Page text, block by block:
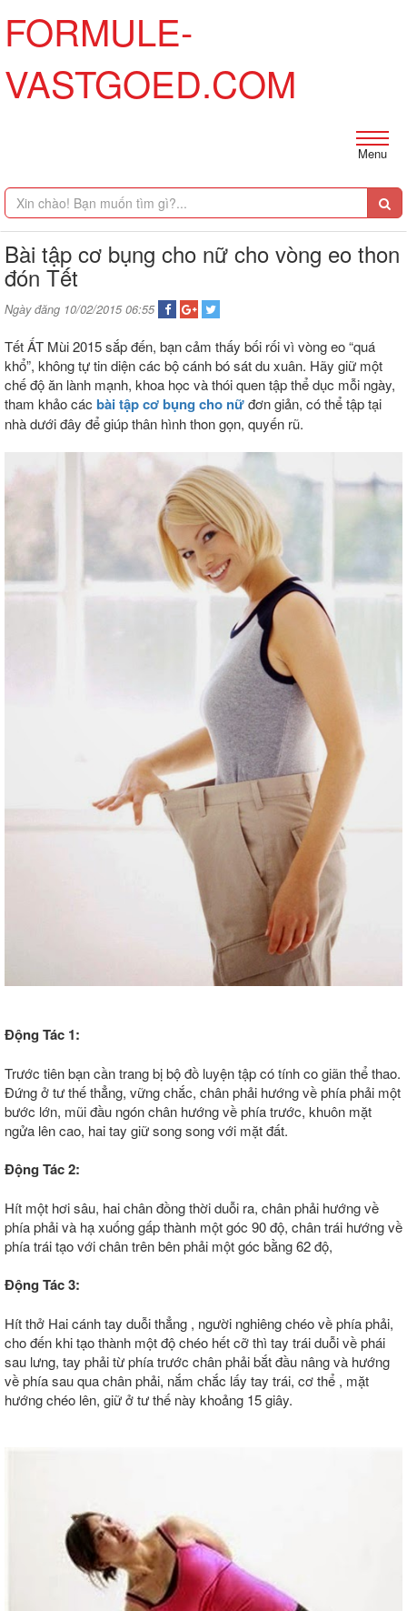
FORMULE-
VASTGOED.COM
Menu
Bài tập cơ bụng cho nữ cho vòng eo thon
đón Tết
Ngày đăng 10/02/2015 06:55
Tết ẤT Mùi 2015 sắp đến, bạn cảm thấy bối rối vì vòng eo “quá
khổ”, không tự tin diện các bộ cánh bó sát du xuân. Hãy giữ một
chế độ ăn lành mạnh, khoa học và thói quen tập thể dục mỗi ngày,
tham khảo các bài tập cơ bụng cho nữđơn giản, có thể tập tại
nhà dưới đây để giúp thân hình thon gọn, quyến rũ.
Động Tác 1:
Trước tiên bạn cần trang bị bộ đồ luyện tập có tính co giãn thể thao.
Đứng ở tư thế thẳng, vững chắc, chân phải hướng về phía phải một
bước lớn, mũi đầu ngón chân hướng về phía trước, khuôn mặt
ngửa lên cao, hai tay giữ song song với mặt đất.
Động Tác 2:
Hít một hơi sâu, hai chân đồng thời duỗi ra, chân phải hướng về
phía phải và hạ xuống gấp thành một góc 90 độ, chân trái hướng về
phía trái tạo với chân trên bên phải một góc bằng 62 độ,
Động Tác 3:
Hít thở Hai cánh tay duỗi thẳng , người nghiêng chéo về phía phải,
cho đến khi tạo thành một độ chéo hết cỡ thì tay trái duỗi về phái
sau lưng, tay phải từ phía trước chân phải bắt đầu nâng và hướng
về phía sau qua chân phải, nắm chắc lấy tay trái, cơ thể , mặt
hướng chéo lên, giữ ở tư thế này khoảng 15 giây.